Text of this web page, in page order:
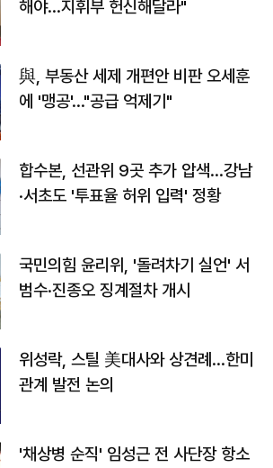
해야…지휘부 헌신해달라"
與, 부동산 세제 개편안 비판 오세훈
에 '맹공'…"공급 억제기"
합수본, 선관위 9곳 추가 압색…강남
·서초도 '투표율 허위 입력' 정황
국민의힘 윤리위, '돌려차기 실언' 서
범수·진종오 징계절차 개시
위성락, 스틸 美대사와 상견례…한미
관계 발전 논의
'채상병 순직' 임성근 전 사단장 항소